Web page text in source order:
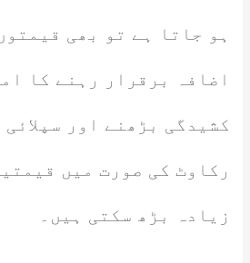
ہو جاتا ہے تو بھی
اضافہ برقرار رہنے کا
کشیدگی بڑھنے اور
رکاوٹ کی صورت میں
زیادہ بڑھ سکتی ہیں۔